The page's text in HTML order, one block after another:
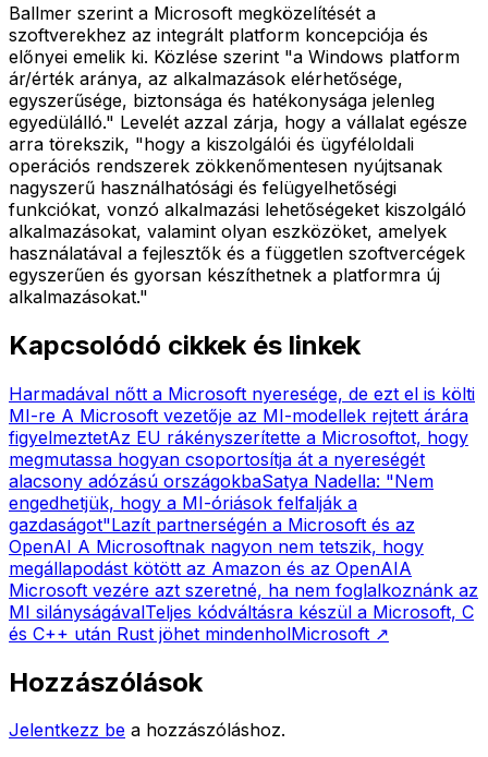
Ballmer szerint a Microsoft megközelítését a
szoftverekhez az integrált platform koncepciója és
előnyei emelik ki. Közlése szerint "a Windows platform
ár/érték aránya, az alkalmazások elérhetősége,
egyszerűsége, biztonsága és hatékonysága jelenleg
egyedülálló." Levelét azzal zárja, hogy a vállalat egésze
arra törekszik, "hogy a kiszolgálói és ügyféloldali
operációs rendszerek zökkenőmentesen nyújtsanak
nagyszerű használhatósági és felügyelhetőségi
funkciókat, vonzó alkalmazási lehetőségeket kiszolgáló
alkalmazásokat, valamint olyan eszközöket, amelyek
használatával a fejlesztők és a független szoftvercégek
egyszerűen és gyorsan készíthetnek a platformra új
alkalmazásokat."
Kapcsolódó cikkek és linkek
Harmadával nőtt a Microsoft nyeresége, de ezt el is költi
MI-re A Microsoft vezetője az MI-modellek rejtett árára
figyelmeztetAz EU rákényszerítette a Microsoftot, hogy
megmutassa hogyan csoportosítja át a nyereségét
alacsony adózású országokbaSatya Nadella: "Nem
engedhetjük, hogy a MI-óriások felfalják a
gazdaságot"Lazít partnerségén a Microsoft és az
OpenAI A Microsoftnak nagyon nem tetszik, hogy
megállapodást kötött az Amazon és az OpenAIA
Microsoft vezére azt szeretné, ha nem foglalkoznánk az
MI silányságávalTeljes kódváltásra készül a Microsoft, C
és C++ után Rust jöhet mindenholMicrosoft ↗
Hozzászólások
Jelentkezz be a hozzászóláshoz.